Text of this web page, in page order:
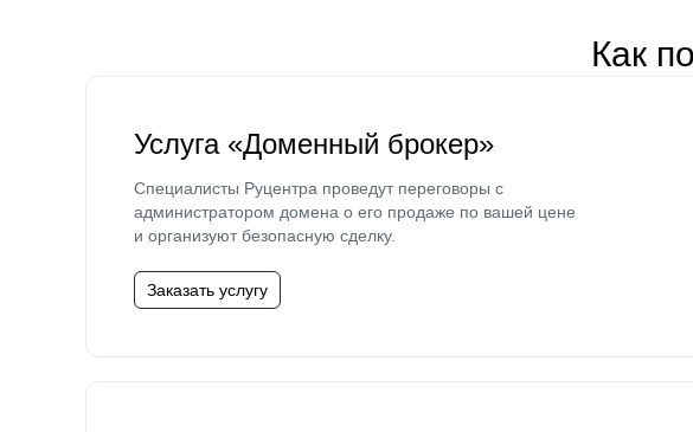
Как
Услуга «Доменный брокер»
Специалисты Руцентра проведут переговоры с
администратором домена о его продаже по вашей цене
и организуют безопасную сделку.
Заказать услугу